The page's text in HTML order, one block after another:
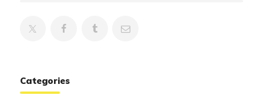
Categories